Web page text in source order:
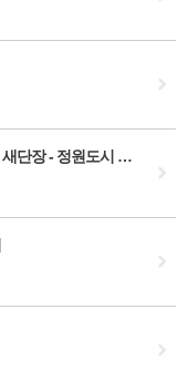
생활문화운동 2026년 연중 캠페인 『우리동네 새단장 - 정원도시 사상만들기』 홍보